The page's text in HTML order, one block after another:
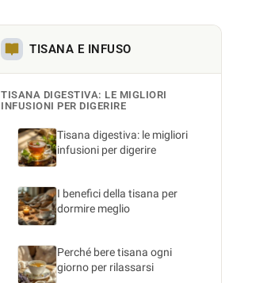
TISANA E INFUSO
TISANA DIGESTIVA: LE MIGLIORI
INFUSIONI PER DIGERIRE
Tisana digestiva: le migliori
infusioni per digerire
I benefici della tisana per
dormire meglio
Perché bere tisana ogni
giorno per rilassarsi